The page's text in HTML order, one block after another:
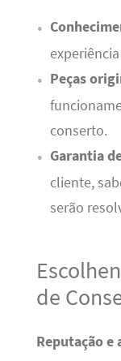
Peças
conserto.
Garantia
cliente,
serão
de
Reputação e